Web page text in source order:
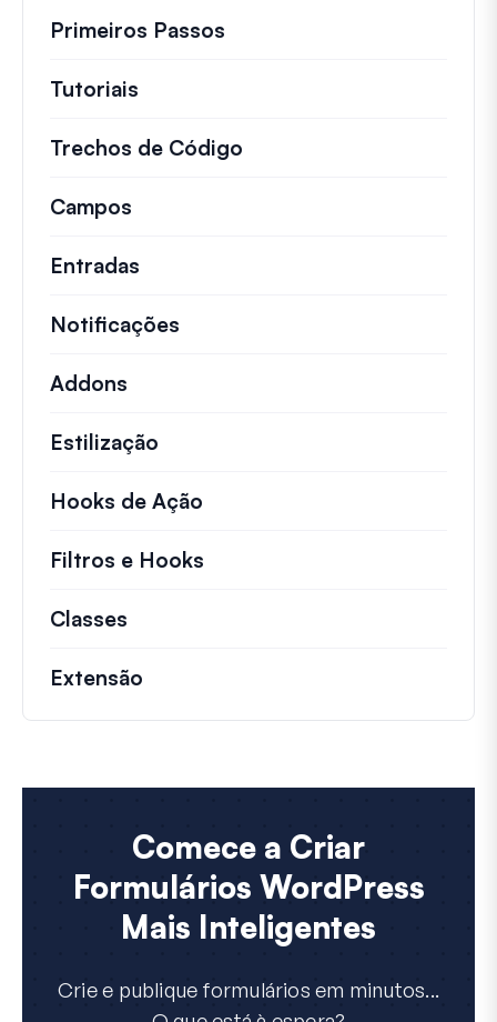
Primeiros Passos
Tutoriais
Trechos de Código
Campos
Entradas
Notificações
Addons
Estilização
Hooks de Ação
Filtros e Hooks
Classes
Extensão
Comece a Criar
Formulários WordPress
Mais Inteligentes
Crie e publique formulários em minutos...